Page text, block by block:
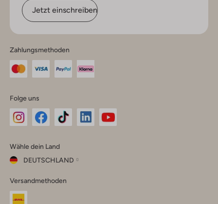
Jetzt einschreiben
Zahlungsmethoden
Folge uns
Instagram
Facebook
TikTok
Wähle dein Land
DEUTSCHLAND
dein
Land
Versandmethoden